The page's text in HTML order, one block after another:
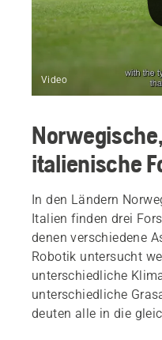
Video
italienische
In den Ländern
Italien finden drei
denen verschiedene
Robotik untersucht
unterschiedliche
unterschiedliche
deuten alle in die